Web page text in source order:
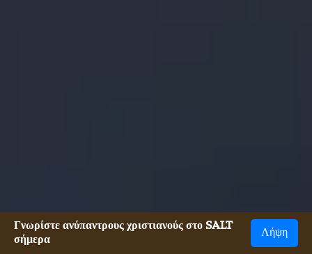
Γνωρίστε ανύπαντρους χριστιανούς στο SALT
σήμερα
Λήψη